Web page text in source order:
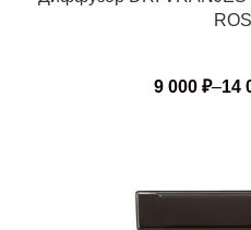
9 000 ₽–14